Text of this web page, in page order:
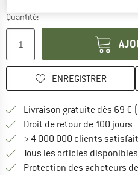
Quantité:
ENREGISTRER
Livraison gratuite dès 69 €
Droit de retour de 100 jours
> 4 000 000 clients
Tous les articles disponibles
Protection des acheteurs